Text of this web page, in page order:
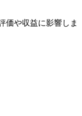
価や収益に影響しま